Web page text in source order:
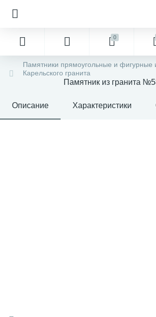
0
Памятники прямоугольные и фигурные
Карельского гранита
Памятник из гранита
Описание Характеристики